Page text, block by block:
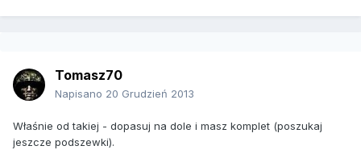
Tomasz70
Napisano 20 Grudzień 2013
Właśnie od takiej - dopasuj na dole i masz komplet (poszukaj
jeszcze podszewki).